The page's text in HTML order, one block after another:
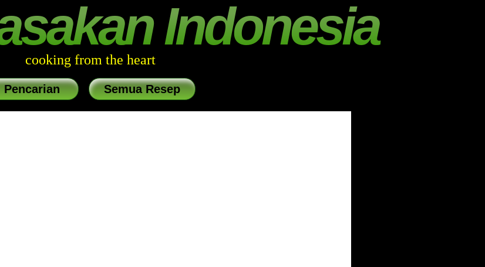
Indonesia
cooking from the heart
Pencarian Semua Resep